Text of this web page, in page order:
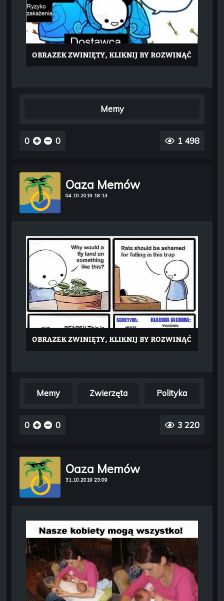
Memy
0 0 1 498
Oaza Memów
04.10.2019 18:13
Memy Zwierzęta Polityka
0 0 3 220
Oaza Memów
31.10.2019 23:09